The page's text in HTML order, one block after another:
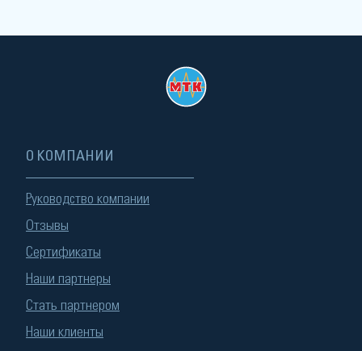
О КОМПАНИИ
Руководство компании
Отзывы
Сертификаты
Наши партнеры
Стать партнером
Наши клиенты